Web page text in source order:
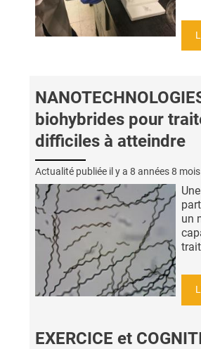
biohybrides pour
difficiles à atteindre
Actualité publiée il y a 8 années 8 mois
un
EXERCICE et